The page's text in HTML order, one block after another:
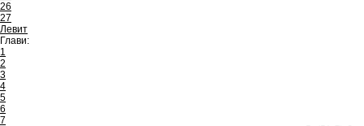
26
27
Левит
Глави:
1
2
3
4
5
6
7